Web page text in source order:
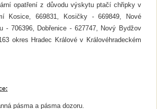
opatření z důvodu výskytu ptačí chřipky v
Kosice, 669831, Kosičky - 669849, Nové
- 706396, Dobřenice - 627747, Nový Bydžov
okres Hradec Králové v Královéhradeckém
pásma a pásma dozoru.